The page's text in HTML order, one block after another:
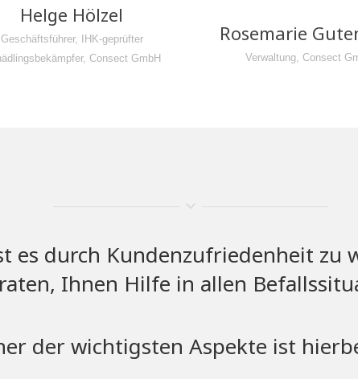
Helge Hölzel
Geschäftsführer, IHK-geprüfter
Consect GmbH
Rosemarie
Verwaltung, Consect
es durch Kundenzufriedenheit zu
Ihnen Hilfe in allen
der wichtigsten Aspekte ist